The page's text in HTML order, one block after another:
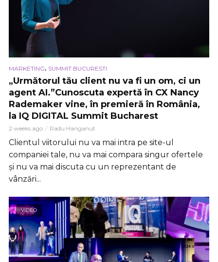
MARKETING, SUMMIT BUCURESTI
„Următorul tău client nu va fi un om, ci un
agent AI.”Cunoscuta expertă în CX Nancy
Rademaker vine, în premieră în România,
la IQ DIGITAL Summit Bucharest
2 weeks ago Radu Hanganut
Clientul viitorului nu va mai intra pe site-ul
companiei tale, nu va mai compara singur ofertele
și nu va mai discuta cu un reprezentant de
vânzări...
VIDEO